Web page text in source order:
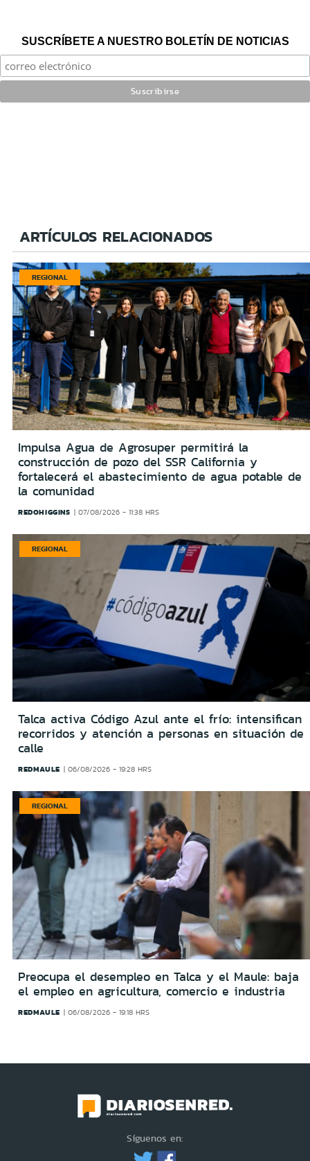
SUSCRÍBETE A NUESTRO BOLETÍN DE NOTICIAS
ARTÍCULOS RELACIONADOS
REGIONAL
Impulsa Agua de Agrosuper permitirá la
construcción de pozo del SSR California y
fortalecerá el abastecimiento de agua potable de
la comunidad
REDOHIGGINS 07/08/2026 - 11:38 HRS
REGIONAL
Talca activa Código Azul ante el frío: intensifican
recorridos y atención a personas en situación de
calle
REDMAULE 06/08/2026 - 19:28 HRS
REGIONAL
Preocupa el desempleo en Talca y el Maule: baja
el empleo en agricultura, comercio e industria
REDMAULE 06/08/2026 - 19:18 HRS
Síguenos en: